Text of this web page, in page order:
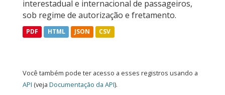
interestadual e internacional de passageiros,
sob regime de autorização e fretamento.
PDF HTML JSON CSV
Você também pode ter acesso a esses registros usando a
API (veja Documentação da API).